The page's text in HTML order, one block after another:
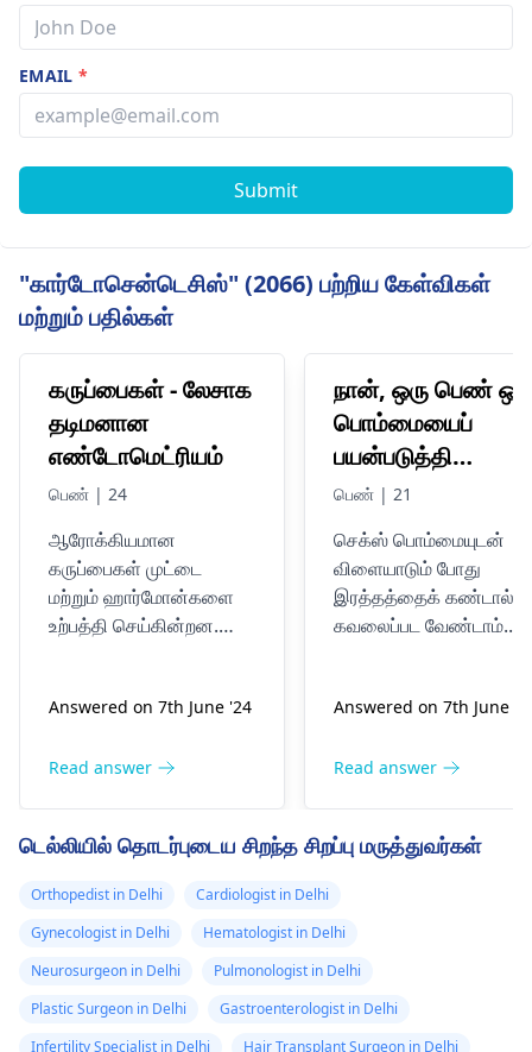
EMAIL*
Submit
"கார்டோசென்டெசிஸ்" (2066) பற்றிய கேள்விகள்
மற்றும் பதில்கள்
கருப்பைகள் - லேசாக
தடிமனான
எண்டோமெட்ரியம்
பெண் | 24
ஆரோக்கியமான
கருப்பைகள் முட்டை
மற்றும் ஹார்மோன்களை
உற்பத்தி செய்கின்றன.
உருவாகக்கூடிய இடம் இது.
தடிமனாக இருந்தால், அது
அறிகுறிகள் ஒழுங்கற்ற
மாதவிடாய் அல்லது
மெனோராஜியாவாக
இருக்கலாம். சிகிச்சையில்
ஹார்மோன் சிகிச்சை
அல்லது பாலிசிஸ்டிக் ஓவரி
சிண்ட்ரோம் (பிசிஓஎஸ்)
Answered on 7th June '24
Read answer
நான், ஒரு பெண்
பொம்மையைப்
பயன்படுத்தி
சுயஇன்பம் செய்து
ஆனால் திடீரென்று
இரத்தப்போக்கு
தொடங்கியது,
அளவில் இல்லை,
ஆனால் இன்னும்
பெண் | 21
செக்ஸ் பொம்மையுடன்
விளையாடும் போது
இரத்தத்தைக் கண்டால்,
கவலைப்பட வேண்டாம்.
பயன்படுத்தாதது அல்லது
மென்மையான
கண்ணீர் சில
மசகு எண்ணெயைப்
பயன்படுத்துவதை
உறுதிசெய்து, மெதுவாக
Answered on 7th June
Read answer
டெல்லியில் தொடர்புடைய சிறந்த சிறப்பு மருத்துவர்கள்
Orthopedist in Delhi
Cardiologist in Delhi
Gynecologist in Delhi
Hematologist in Delhi
Neurosurgeon in Delhi
Pulmonologist in Delhi
Plastic Surgeon in Delhi
Gastroenterologist in Delhi
Infertility Specialist in Delhi
Hair Transplant Surgeon in Delhi